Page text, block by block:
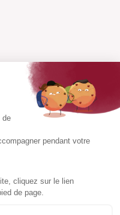
de
pendant votre
cliquez sur le lien
de page.